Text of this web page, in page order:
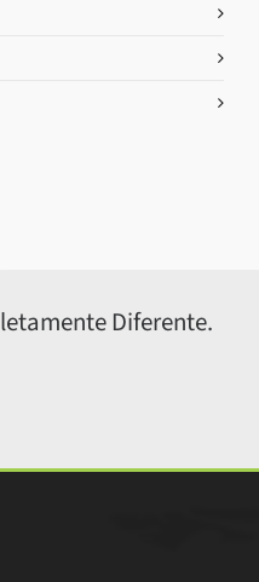
Diferente.